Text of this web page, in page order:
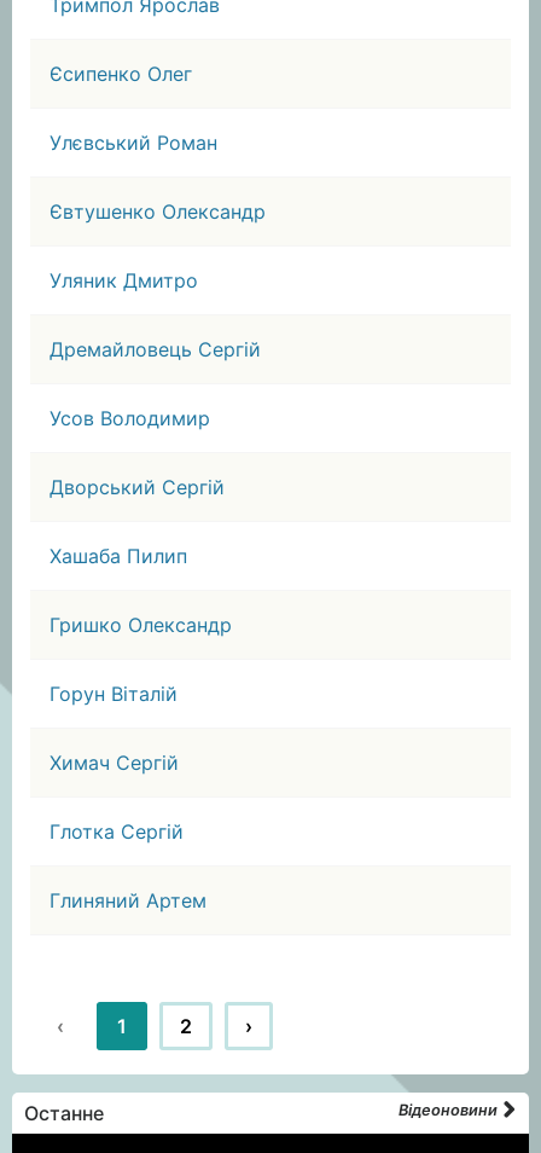
Тримпол Ярослав
Єсипенко Олег
Улєвський Роман
Євтушенко Олександр
Уляник Дмитро
Дремайловець Сергій
Усов Володимир
Дворський Сергій
Хашаба Пилип
Гришко Олександр
Горун Віталій
Химач Сергій
Глотка Сергій
Глиняний Артем
‹ 1 2 ›
Останне Відеоновини